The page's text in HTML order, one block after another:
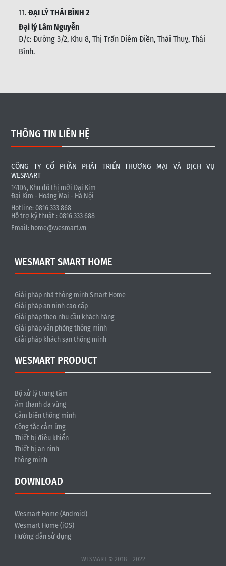
11. ĐẠI LÝ THÁI BÌNH 2
Đại lý Lâm Nguyễn
Đ/c: Đường 3/2, Khu 8, Thị Trấn Diêm Điền, Thái Thuỵ, Thái
Bình.
THÔNG TIN LIÊN HỆ
CÔNG TY CỔ PHẦN PHÁT TRIỂN THƯƠNG MẠI VÀ DỊCH VỤ
WESMART
141D4, Khu đô thị mới Đại Kim
Đại Kim - Hoàng Mai - Hà Nội
Hotline: 0816 333 868
Hỗ trợ kỹ thuật : 0816 333 688
Email: home@wesmart.vn
WESMART SMART HOME
Giải pháp nhà thông minh Smart Home
Giải pháp an ninh cao cấp
Giải pháp theo nhu cầu khách hàng
Giải pháp văn phòng thông minh
Giải pháp khách sạn thông minh
WESMART PRODUCT
Bộ xử lý trung tâm
Âm thanh đa vùng
Cảm biến thông minh
Công tắc cảm ứng
Thiết bị điều khiển
Thiết bị an ninh
thông minh
DOWNLOAD
Wesmart Home (Android)
Wesmart Home (iOS)
Hướng dẫn sử dụng
WESMART © 2018 - 2022